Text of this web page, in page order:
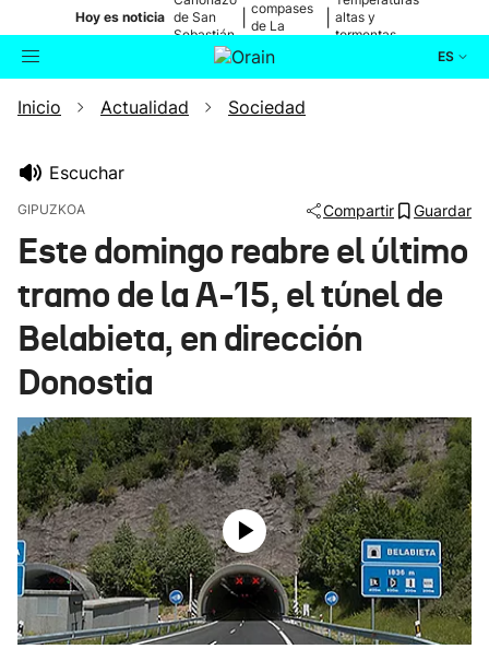
Hoy es noticia de San
Sebastián
compases
de La
altas y
tormentas
ES
Buscador Actualidad
Ikusmiran
Eguraldia
Inicio Actualidad Sociedad
Escuchar
GIPUZKOA Compartir Guardar
Este domingo reabre el último
tramo de la A-15, el túnel de
Belabieta, en dirección
Donostia